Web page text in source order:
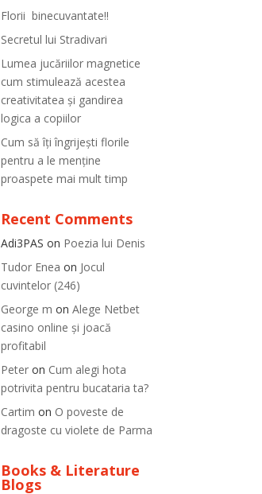
Florii binecuvantate!!
Secretul lui Stradivari
Lumea jucăriilor magnetice
cum stimulează acestea
creativitatea și gandirea
logica a copiilor
Cum să îți îngrijești florile
pentru a le menține
proaspete mai mult timp
Recent Comments
Adi3PAS on Poezia lui Denis
Tudor Enea on Jocul
cuvintelor (246)
George m onAlege Netbet
casino online și joacă
profitabil
Peter on Cum alegi hota
potrivita pentru bucataria ta?
Cartim on O poveste de
dragoste cu violete de Parma
Books & Literature
Blogs